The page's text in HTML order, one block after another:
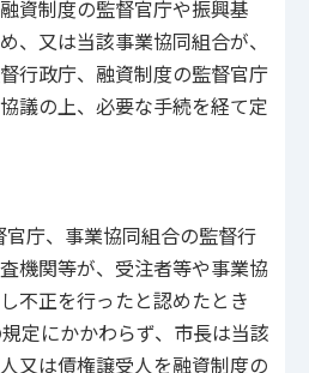
資制度の監督官庁や振興基
、又は当該事業協同組合が、
行政庁、融資制度の監督官庁
議の上、必要な手続を経て定
庁、事業協同組合の監督行
機関等が、受注者等や事業協
不正を行ったと認めたとき
定にかかわらず、市長は当該
又は債権譲受人を融資制度の